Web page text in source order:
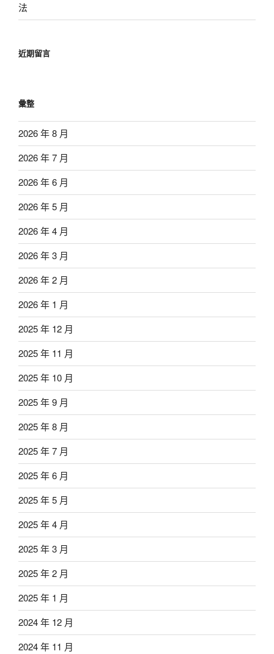
法
近期留言
彙整
2026 年 8 月
2026 年 7 月
2026 年 6 月
2026 年 5 月
2026 年 4 月
2026 年 3 月
2026 年 2 月
2026 年 1 月
2025 年 12 月
2025 年 11 月
2025 年 10 月
2025 年 9 月
2025 年 8 月
2025 年 7 月
2025 年 6 月
2025 年 5 月
2025 年 4 月
2025 年 3 月
2025 年 2 月
2025 年 1 月
2024 年 12 月
2024 年 11 月